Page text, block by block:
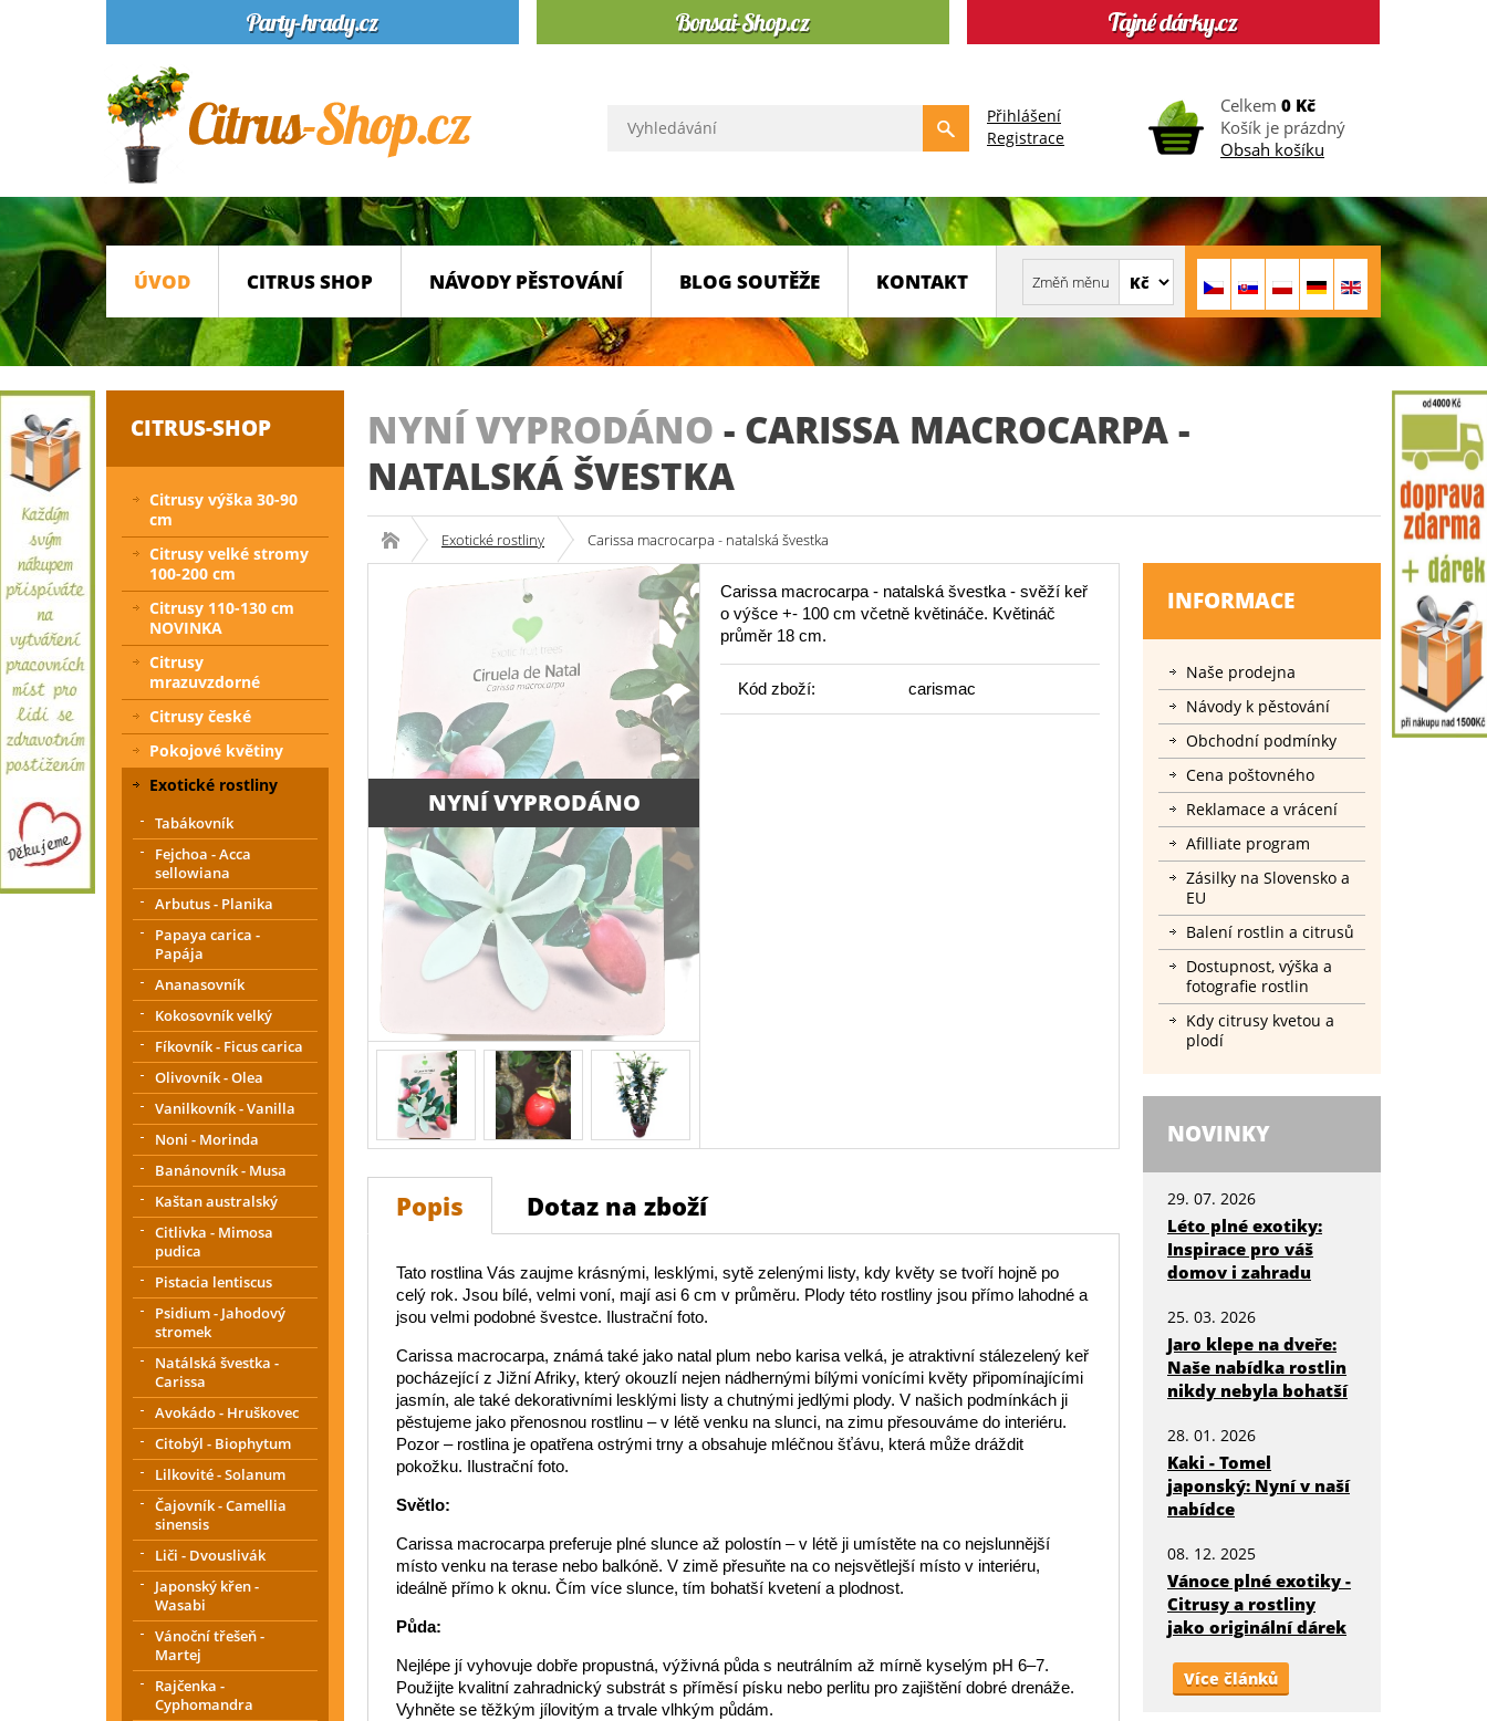
Přihlášení
Registrace
Celkem 0 Kč
Košík je prázdný
Obsah košíku
ÚVOD CITRUS SHOP NÁVODY PĚSTOVÁNÍ BLOG SOUTĚŽE KONTAKT
NYNÍ VYPRODÁNO - CARISSA MACROCARPA -
NATALSKÁ ŠVESTKA
Exotické rostliny Carissa macrocarpa - natalská švestka
NYNÍ VYPRODÁNO
Carissa macrocarpa - natalská švestka - svěží keř
o výšce +- 100 cm včetně květináče. Květináč
průměr 18 cm.
Kód zboží: carismac
Popis Dotaz na zboží
Tato rostlina Vás zaujme krásnými, lesklými, sytě zelenými listy, kdy květy se tvoří hojně po
celý rok. Jsou bílé, velmi voní, mají asi 6 cm v průměru. Plody této rostliny jsou přímo lahodné a
jsou velmi podobné švestce. Ilustrační foto.
Carissa macrocarpa, známá také jako natal plum nebo karisa velká, je atraktivní stálezelený keř
pocházející z Jižní Afriky, který okouzlí nejen nádhernými bílými vonícími květy připomínajícími
jasmín, ale také dekorativními lesklými listy a chutnými jedlými plody. V našich podmínkách ji
pěstujeme jako přenosnou rostlinu – v létě venku na slunci, na zimu přesouváme do interiéru.
Pozor – rostlina je opatřena ostrými trny a obsahuje mléčnou šťávu, která může dráždit
pokožku. Ilustrační foto.
Světlo:
Carissa macrocarpa preferuje plné slunce až polostín – v létě ji umístěte na co nejslunnější
místo venku na terase nebo balkóně. V zimě přesuňte na co nejsvětlejší místo v interiéru,
ideálně přímo k oknu. Čím více slunce, tím bohatší kvetení a plodnost.
Půda:
Nejlépe jí vyhovuje dobře propustná, výživná půda s neutrálním až mírně kyselým pH 6–7.
Použijte kvalitní zahradnický substrát s příměsí písku nebo perlitu pro zajištění dobré drenáže.
Vyhněte se těžkým jílovitým a trvale vlhkým půdám.
INFORMACE
Naše prodejna
Návody k pěstování
Obchodní podmínky
Cena poštovného
Reklamace a vrácení
Afilliate program
Zásilky na Slovensko a
EU
Balení rostlin a citrusů
Dostupnost, výška a
fotografie rostlin
Kdy citrusy kvetou a
plodí
NOVINKY
29. 07. 2026
Léto plné exotiky:
Inspirace pro váš
domov i zahradu
25. 03. 2026
Jaro klepe na dveře:
Naše nabídka rostlin
nikdy nebyla bohatší
28. 01. 2026
Kaki - Tomel
japonský: Nyní v naší
nabídce
08. 12. 2025
Vánoce plné exotiky -
Citrusy a rostliny
jako originální dárek
Více článků
CITRUS-SHOP
Citrusy výška 30-90
cm
Citrusy velké stromy
100-200 cm
Citrusy 110-130 cm
NOVINKA
Citrusy
mrazuvzdorné
Citrusy české
Pokojové květiny
Exotické rostliny
Tabákovník
Fejchoa - Acca
sellowiana
Arbutus - Planika
Papaya carica -
Papája
Ananasovník
Kokosovník velký
Fíkovník - Ficus carica
Olivovník - Olea
Vanilkovník - Vanilla
Noni - Morinda
Banánovník - Musa
Kaštan australský
Citlivka - Mimosa
pudica
Pistacia lentiscus
Psidium - Jahodový
stromek
Natálská švestka -
Carissa
Avokádo - Hruškovec
Citobýl - Biophytum
Lilkovité - Solanum
Čajovník - Camellia
sinensis
Liči - Dvouslivák
Japonský křen -
Wasabi
Vánoční třešeň -
Martej
Rajčenka -
Cyphomandra